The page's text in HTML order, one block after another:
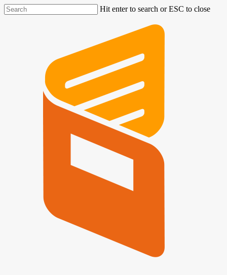
Hit enter to search or ESC to close